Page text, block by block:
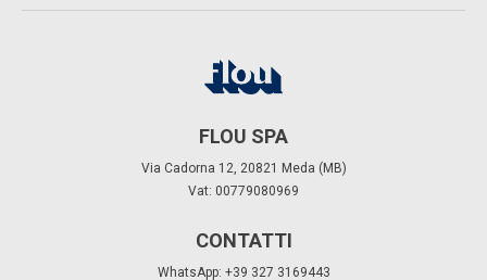
FLOU SPA
Via Cadorna 12, 20821 Meda (MB)
Vat: 00779080969
CONTATTI
WhatsApp: +39 327 3169443